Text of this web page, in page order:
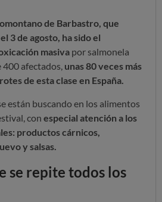
de Barbastro, que
3 de agosto, ha sido el
masiva por salmonela
afectados, unas 80 veces más
de esta clase en España.
están buscando en los alimentos
con especial atención a los
productos cárnicos,
y salsas.
se repite todos los